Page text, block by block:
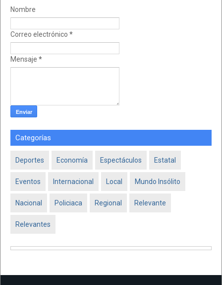
Nombre
Correo electrónico *
Mensaje *
Categorías
Deportes Economía Espectáculos Estatal
Eventos Internacional Local Mundo Insólito
Nacional Policiaca Regional Relevante
Relevantes